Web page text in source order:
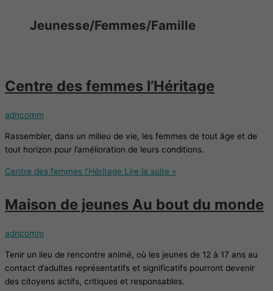
Jeunesse/Femmes/Famille
Centre des femmes l’Héritage
adncomm
Rassembler, dans un milieu de vie, les femmes de tout âge et de
tout horizon pour l’amélioration de leurs conditions.
Centre des femmes l’Héritage Lire la suite »
Maison de jeunes Au bout du monde
adncomm
Tenir un lieu de rencontre animé, où les jeunes de 12 à 17 ans au
contact d’adultes représentatifs et significatifs pourront devenir
des citoyens actifs, critiques et responsables.